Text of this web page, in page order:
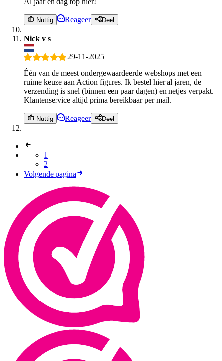
Nuttig Reageer Deel
Nick v s
29-11-2025
Één van de meest ondergewaardeerde webshops met een
ruime keuze aan Action figures. Ik bestel hier al jaren, de
verzending is snel (binnen een paar dagen) en netjes verpakt.
Klantenservice altijd prima bereikbaar per mail.
Nuttig Reageer Deel
1
2
Volgende pagina